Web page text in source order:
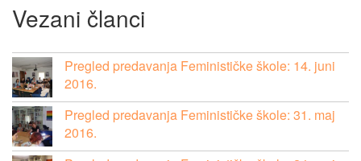
Vezani članci
Pregled predavanja Feminističke škole: 14. juni
2016.
Pregled predavanja Feminističke škole: 31. maj
2016.